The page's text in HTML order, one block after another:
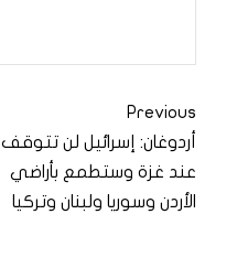
Previous
أردوغان: إسرائيل لن تتوقف
عند غزة وستطمع بأراضي
الأردن وسوريا ولبنان وتركيا